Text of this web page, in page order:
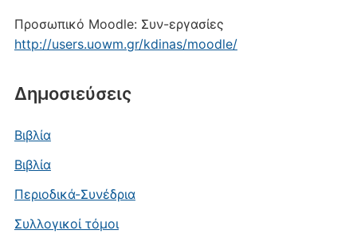
Προσωπικό Moodle: Συν-εργασίες
http://users.uowm.gr/kdinas/moodle/
Δημοσιεύσεις
Βιβλία
Βιβλία
Περιοδικά-Συνέδρια
Συλλογικοί τόμοι